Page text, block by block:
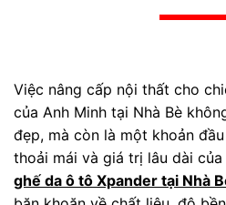
Việc nâng cấp nội thất cho
của Anh Minh tại Nhà Bè
đẹp, mà còn là một khoản
thoải mái và giá trị lâu dài
ghế da ô tô Xpander tại Nhà